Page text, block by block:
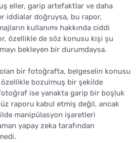
eller, garip artefaktlar ve daha
iddialar doğruysa, bu rapor,
kullanımı hakkında ciddi
özellikle de söz konusu kişi şu
bekleyen bir durumdaysa.
bir fotoğrafta, belgeselin konusu
bozulmuş bir şekilde
ise yanakta garip bir boşluk
raporu kabul etmiş değil, ancak
manipülasyon işaretleri
yapay zeka tarafından